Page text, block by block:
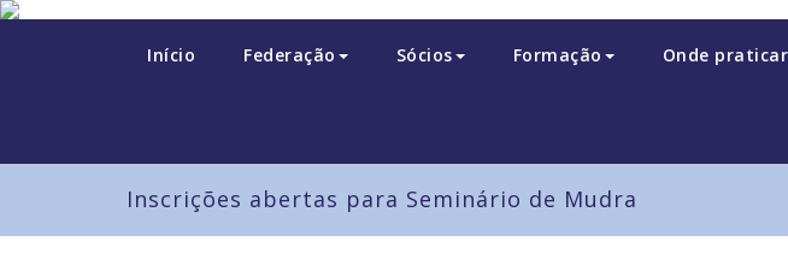
Início Federação Sócios Formação Onde praticar
Inscrições abertas para Seminário de Mudra